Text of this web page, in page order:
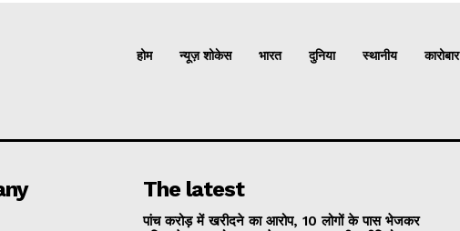
होम न्यूज़ शोकेस भारत दुनिया स्थानीय कारोबार
The latest
पांच करोड़ में खरीदने का आरोप, 10 लोगों के पास भेजकर